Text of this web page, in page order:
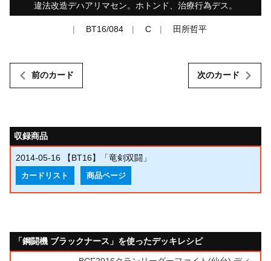
違法改造デハアリマセン。ホトンド、治療行為デス。
BT16/084 C 田所哲平
前のカード 次のカード
収録商品
2014-05-16 【BT16】「竜剣双闘」
カードリスト 商品ページ
「鋼闘機 ブラックナース」を使ったデッキレシピ